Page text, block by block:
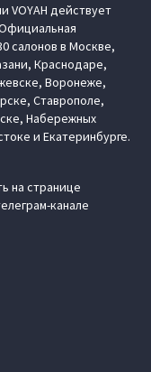
VOYAH действует
салонов в Москве,
Краснодаре,
Воронеже,
Ставрополе,
Набережных
и Екатеринбурге.
на странице
канале